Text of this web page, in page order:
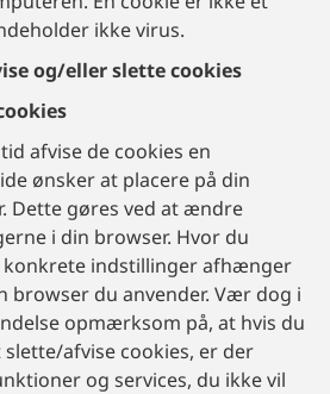
ikke virus.
og/eller slette cookies
afvise de cookies en
ønsker at placere på din
Dette gøres ved at ændre
i din browser. Hvor du
indstillinger afhænger
browser du anvender. Vær dog i
opmærksom på, at hvis du
afvise cookies, er der
og services, du ikke vil